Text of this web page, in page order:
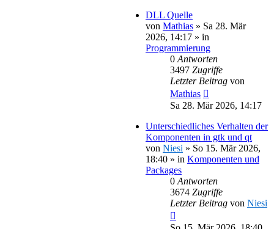
DLL Quelle
von Mathias » Sa 28. Mär
2026, 14:17 » in
Programmierung
0 Antworten
3497 Zugriffe
Letzter Beitrag von
Mathias
Sa 28. Mär 2026, 14:17
Unterschiedliches Verhalten der
Komponenten in gtk und qt
von Niesi » So 15. Mär 2026,
18:40 » in Komponenten und
Packages
0 Antworten
3674 Zugriffe
Letzter Beitrag von Niesi